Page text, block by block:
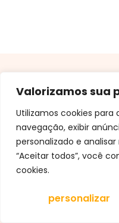
Valorizamos sua
Utilizamos cookies para
navegação, exibir
personalizado e
“Aceitar todos”, você
cookies.
personalizar
assine e receba só
entre em nosso